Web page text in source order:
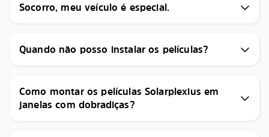
Socorro, meu veículo é especial.
Quando não posso instalar os películas?
Como montar os películas Solarplexius em
janelas com dobradiças?